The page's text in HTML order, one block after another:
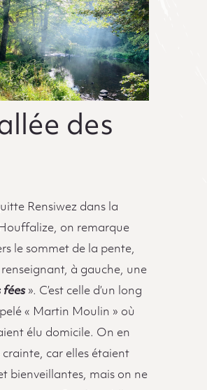
des
Rensiwez dans la
on remarque
le sommet de la pente,
à gauche, une
fées». C’est celle d’un long
« Martin Moulin » où
élu domicile. On en
crainte, car elles étaient
bienveillantes, mais on ne